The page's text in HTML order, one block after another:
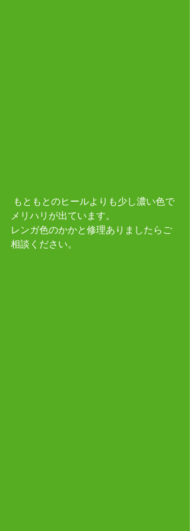
メリハリが出ています。
レンガ色のかかと修理ありましたらご
相談ください。